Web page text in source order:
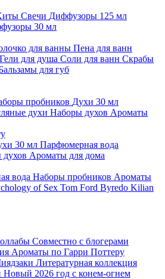
Свечи Диффузоры 125 мл
30 мл
для ванны Пена для ванн
Гели для душа Соли для ванн Скрабы
для губ
пробников Духи 30 мл
духи Наборы духов Ароматы
30 мл Парфюмерная вода
Ароматы для дома
вода Наборы пробников Ароматы
of Sex Tom Ford Byredo Kilian
Совместно с блогерами
Ароматы по Гарри Поттеру
Литературная коллекция
Новый 2026 год с конем-огнем